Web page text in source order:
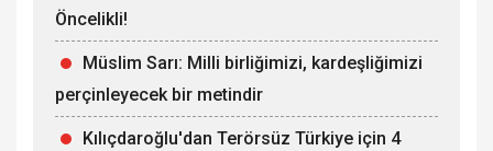
Öncelikli!
Müslim Sarı: Milli birliğimizi, kardeşliğimizi
perçinleyecek bir metindir
Kılıçdaroğlu'dan Terörsüz Türkiye için 4